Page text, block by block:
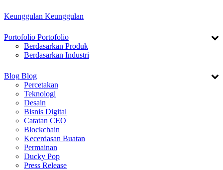
Keunggulan Keunggulan
Portofolio Portofolio
Berdasarkan Produk
Berdasarkan Industri
Blog Blog
Percetakan
Teknologi
Desain
Bisnis Digital
Catatan CEO
Blockchain
Kecerdasan Buatan
Permainan
Ducky Pop
Press Release